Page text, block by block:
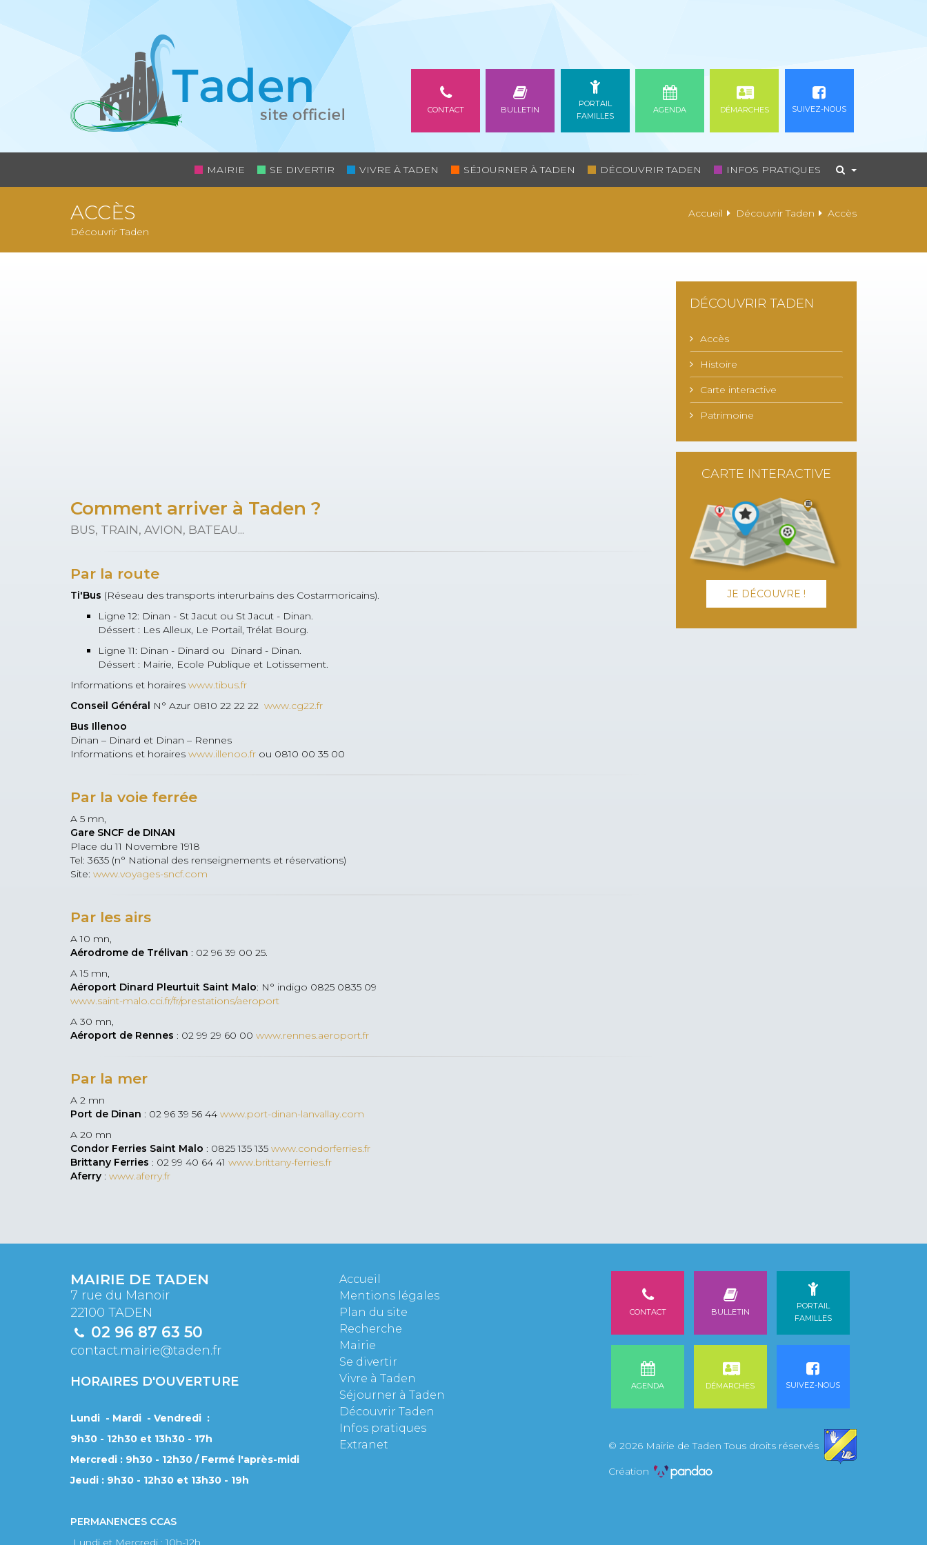
MAIRIE SE DIVERTIR VIVRE À TADEN SÉJOURNER À TADEN DÉCOUVRIR TADEN INFOS PRATIQUES
CONTACT BULLETIN
PORTAIL
FAMILLES
AGENDA DÉMARCHES SUIVEZ-NOUS
ACCÈS
Découvrir Taden
Accueil Découvrir Taden Accès
Comment arriver à Taden ?
BUS, TRAIN, AVION, BATEAU...
Par la route
Ti'Bus (Réseau des transports interurbains des Costarmoricains).
Ligne 12: Dinan - St Jacut ou St Jacut - Dinan.
Déssert : Les Alleux, Le Portail, Trélat Bourg.
Ligne 11: Dinan - Dinard ou Dinard - Dinan.
Déssert : Mairie, Ecole Publique et Lotissement.
Informations et horaires www.tibus.fr
Conseil Général N° Azur 0810 22 22 22 www.cg22.fr
Bus Illenoo
Dinan – Dinard et Dinan – Rennes
Informations et horaires www.illenoo.fr ou 0810 00 35 00
Par la voie ferrée
A 5 mn,
Gare SNCF de DINAN
Place du 11 Novembre 1918
Tel: 3635 (n° National des renseignements et réservations)
Site: www.voyages-sncf.com
Par les airs
A 10 mn,
Aérodrome de Trélivan : 02 96 39 00 25.
A 15 mn,
Aéroport Dinard Pleurtuit Saint Malo: N° indigo 0825 0835 09
www.saint-malo.cci.fr/fr/prestations/aeroport
A 30 mn,
Aéroport de Rennes : 02 99 29 60 00 www.rennes.aeroport.fr
Par la mer
A 2 mn
Port de Dinan : 02 96 39 56 44 www.port-dinan-lanvallay.com
A 20 mn
Condor Ferries Saint Malo : 0825 135 135 www.condorferries.fr
Brittany Ferries : 02 99 40 64 41 www.brittany-ferries.fr
Aferry : www.aferry.fr
DÉCOUVRIR TADEN
Accès
Histoire
Carte interactive
Patrimoine
CARTE INTERACTIVE
JE DÉCOUVRE !
MAIRIE DE TADEN
7 rue du Manoir
22100 TADEN
02 96 87 63 50
contact.mairie@taden.fr
HORAIRES D'OUVERTURE
Lundi - Mardi - Vendredi :
9h30 - 12h30 et 13h30 - 17h
Mercredi : 9h30 - 12h30 / Fermé l'après-midi
Jeudi : 9h30 - 12h30 et 13h30 - 19h
PERMANENCES CCAS
Lundi et Mercredi : 10h-12h
Accueil
Mentions légales
Plan du site
Recherche
Mairie
Se divertir
Vivre à Taden
Séjourner à Taden
Découvrir Taden
Infos pratiques
Extranet
CONTACT BULLETIN
PORTAIL
FAMILLES
AGENDA DÉMARCHES SUIVEZ-NOUS
© 2026 Mairie de Taden Tous droits réservés
Création